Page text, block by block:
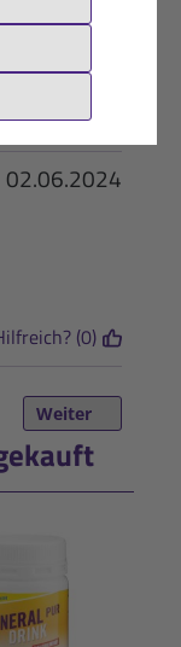
und Duft.
(0)
02.06.2024
(0)
Weiter